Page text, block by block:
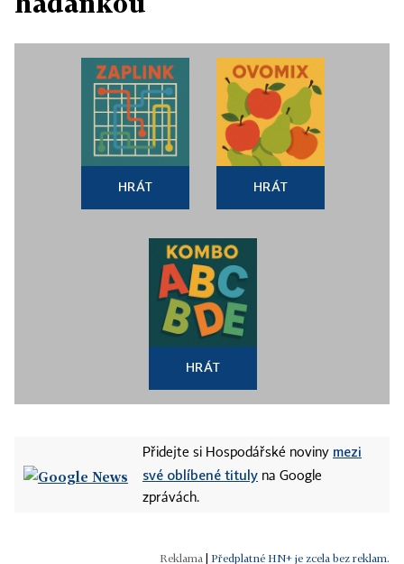
HRÁT HRÁT
HRÁT
Přidejte si Hospodářské noviny mezi
své oblíbené tituly na Google
zprávách.
Předplatné HN+ je zcela bez reklam.